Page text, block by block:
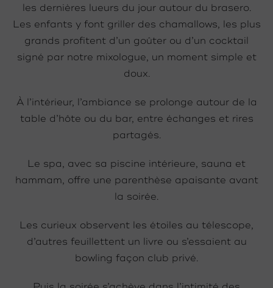
les dernières lueurs du jour autour du brasero.
Les enfants y font griller des chamallows, les plus
grands profitent d’un goûter ou d’un cocktail
signé par notre mixologue, un moment simple et
doux.
À l’intérieur, l’ambiance se prolonge autour de la
table d’hôte ou du bar, entre échanges et rires
partagés.
Le spa, avec sa piscine intérieure, sauna et
hammam, offre une parenthèse apaisante avant
la soirée.
Les curieux observent les étoiles au télescope,
d’autres feuillettent un livre ou s’essaient au
bowling façon club privé.